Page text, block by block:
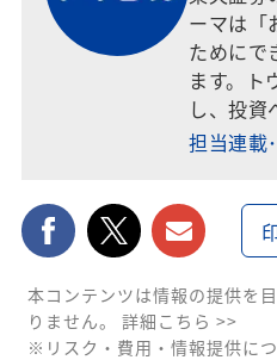
ーマは「
ためにで
ます。ト
し、投資
担当連載
facebooktwitter メ
本コンテンツは情報の提供を
りません。 詳細こちら >>
※リスク・費用・情報提供に